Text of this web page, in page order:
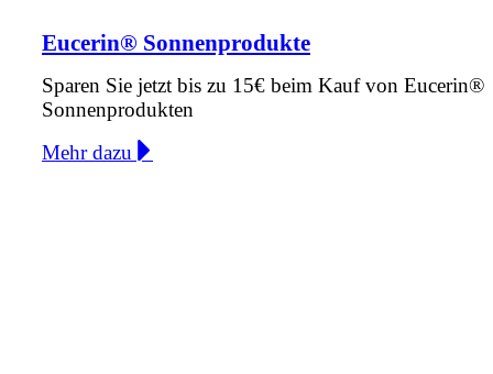
Eucerin® Sonnenprodukte
Sparen Sie jetzt bis zu 15€ beim Kauf von Eucerin®
Sonnenprodukten
Mehr dazu